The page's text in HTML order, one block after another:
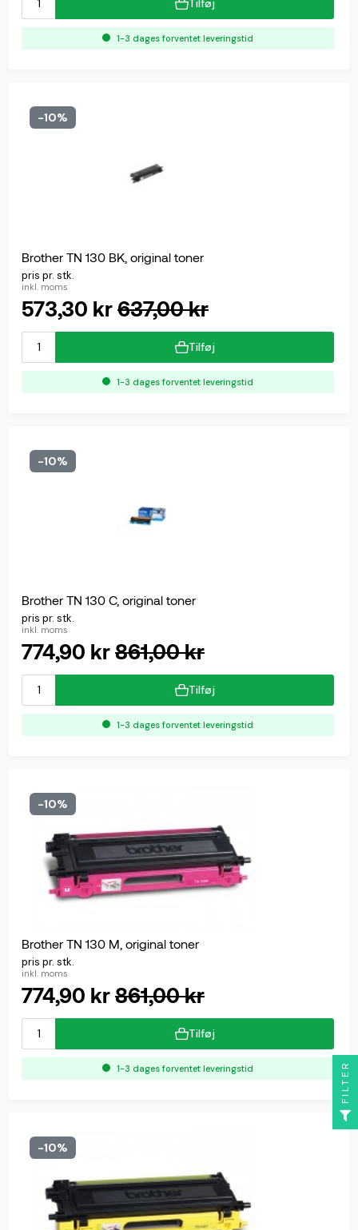
Tilføj
1-3 dages forventet leveringstid
-10%
Brother TN 130 BK, original toner
pris pr. stk.
inkl. moms
573,30 kr637,00 kr
Tilføj
1-3 dages forventet leveringstid
-10%
Brother TN 130 C, original toner
pris pr. stk.
inkl. moms
774,90 kr861,00 kr
Tilføj
1-3 dages forventet leveringstid
-10%
Brother TN 130 M, original toner
pris pr. stk.
inkl. moms
774,90 kr861,00 kr
Tilføj
1-3 dages forventet leveringstid
-10%
FILTER